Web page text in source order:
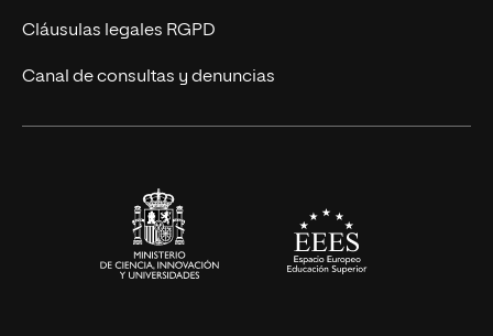
Diseño
Ciencias de la Salud
Cláusulas legales RGPD
Canal de consultas y denuncias